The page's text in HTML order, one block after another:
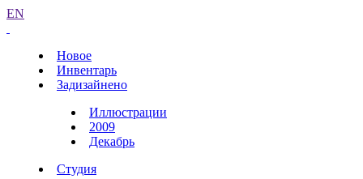
EN
Новое
Инвентарь
Задизайнено
Иллюстрации
2009
Декабрь
Студия